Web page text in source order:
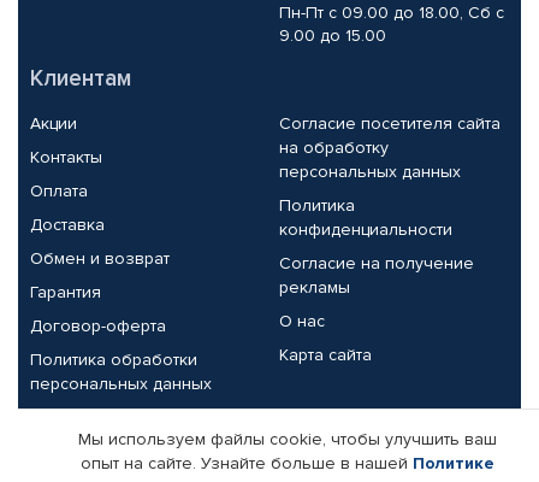
Пн-Пт с 09.00 до 18.00, Сб с
9.00 до 15.00
Клиентам
Акции
Контакты
Оплата
Доставка
Обмен и возврат
Гарантия
Договор-оферта
Политика обработки
персональных данных
Согласие посетителя сайта
на обработку
персональных данных
Политика
конфиденциальности
Согласие на получение
рекламы
О нас
Карта сайта
Партнерам
Мы используем файлы cookie, чтобы улучшить ваш
опыт на сайте. Узнайте больше в нашей Политике